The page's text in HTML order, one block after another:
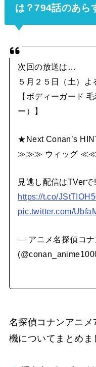
は？794話のあら
次回の放送は…
５月２５日（土）よ
【ボディーガード
ー）】
★Next Conan’s
≫≫≫ ウィッグ
見逃し配信はTVerで
https://t.co/
pic.twitter.com/
— アニメ名探偵コナ
名探偵コナンアニ
機についてまとめま